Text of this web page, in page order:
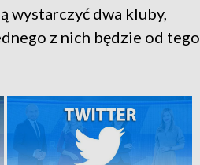
wystarczyć dwa kluby,
z nich będzie od tego